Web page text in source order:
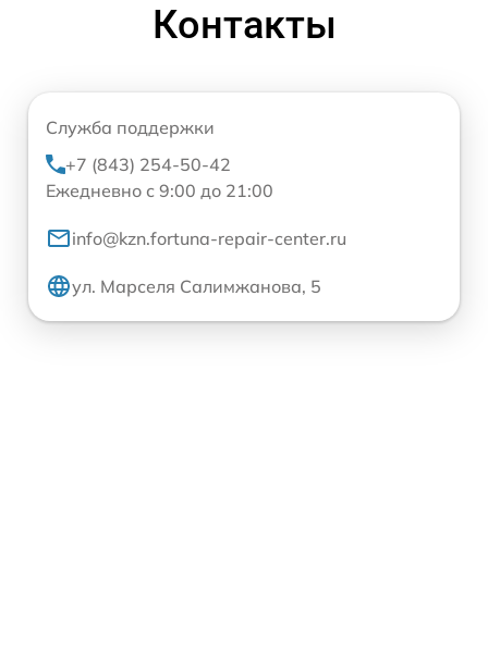
Контакты
Служба поддержки
+7 (843) 254-50-42
Ежедневно с 9:00 до 21:00
info@kzn.fortuna-repair-center.ru
ул. Марселя Салимжанова, 5